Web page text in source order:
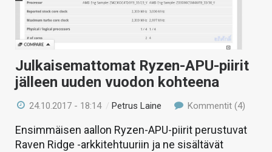
Julkaisemattomat Ryzen-APU-piirit
jälleen uuden vuodon kohteena
24.10.2017 - 18:14 / Petrus Laine Kommentit (4)
Ensimmäisen aallon Ryzen-APU-piirit perustuvat
Raven Ridge -arkkitehtuuriin ja ne sisältävät